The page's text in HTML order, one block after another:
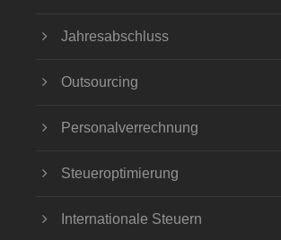
Jahresabschluss
Outsourcing
Personalverrechnung
Steueroptimierung
Internationale Steuern